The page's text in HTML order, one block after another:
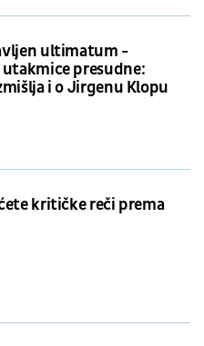
ultimatum -
presudne:
i o Jirgenu Klopu
kritičke reči prema